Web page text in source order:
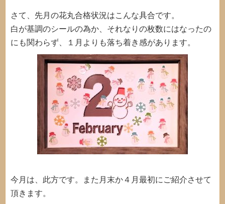
さて、先月の花丸合格状況はこんな具合です。
白が基調のシールの為か、それなりの枚数にはなったの
にも関わらず、１月よりも落ち着き感があります。
今月は、此方です。また月末か４月最初にご紹介させて
頂きます。